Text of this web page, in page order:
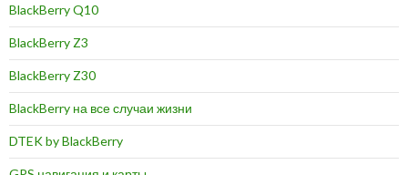
BlackBerry Q10
BlackBerry Z3
BlackBerry Z30
BlackBerry на все случаи жизни
DTEK by BlackBerry